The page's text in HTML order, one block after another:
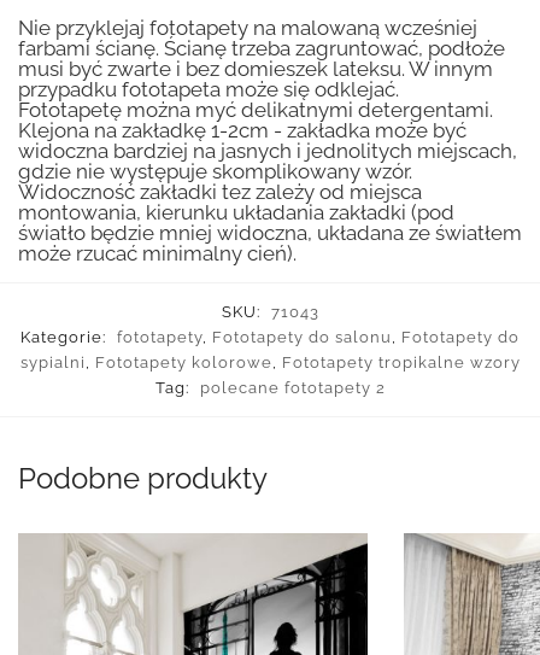
Nie przyklejaj fototapety na malowaną wcześniej
farbami ścianę. Ścianę trzeba zagruntować, podłoże
musi być zwarte i bez domieszek lateksu. W innym
przypadku fototapeta może się odklejać.
Fototapetę można myć delikatnymi detergentami.
Klejona na zakładkę 1-2cm - zakładka może być
widoczna bardziej na jasnych i jednolitych miejscach,
gdzie nie występuje skomplikowany wzór.
Widoczność zakładki tez zależy od miejsca
montowania, kierunku układania zakładki (pod
światło będzie mniej widoczna, układana ze światłem
może rzucać minimalny cień).
SKU:
71043
Kategorie:
fototapety, Fototapety do salonu , Fototapety do
sypialni , Fototapety kolorowe, Fototapety tropikalne wzory
Tag:
polecane fototapety 2
Podobne produkty